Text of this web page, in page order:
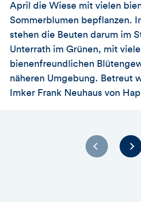
April die Wiese mit vielen
Sommerblumen bepflanzen.
stehen die Beuten darum im
Unterrath im Grünen, mit
bienenfreundlichen
näheren Umgebung. Betreut
Imker Frank Neuhaus von